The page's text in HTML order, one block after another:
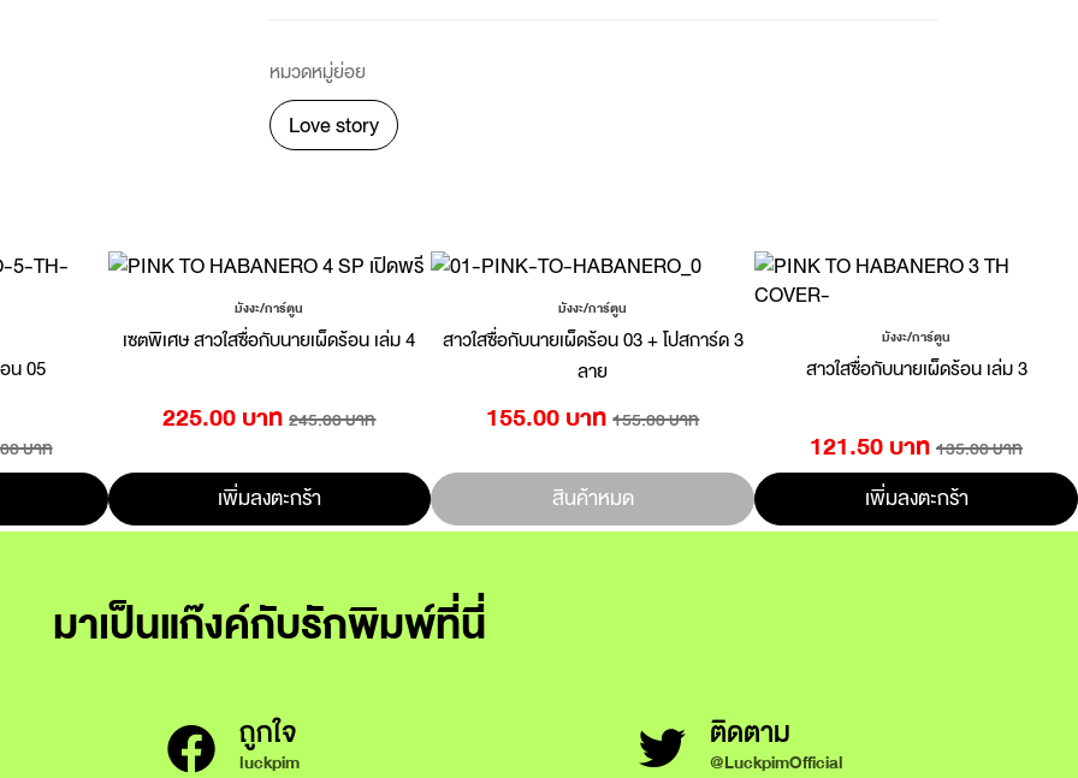
หมวดหมู่ย่อย
Love story
น 05
บาท
มังงะ/การ์ตูน
เซตพิเศษ สาวใสซื่อกับนายเผ็ดร้อน เล่ม 4
225.00 บาท 245.00 บาท
เพิ่มลงตะกร้า
มังงะ/การ์ตูน
สาวใสซื่อกับนายเผ็ดร้อน 03 + โปสการ์ด 3
ลาย
155.00 บาท 155.00 บาท
สินค้าหมด
มังงะ/การ์ตูน
สาวใสซื่อกับนายเผ็ดร้อน เล่ม 3
121.50 บาท 135.00 บาท
เพิ่มลงตะกร้า
มาเป็นแก๊งค์กับรักพิมพ์ที่นี่
ถูกใจ
luckpim
ติดตาม
@LuckpimOfficial